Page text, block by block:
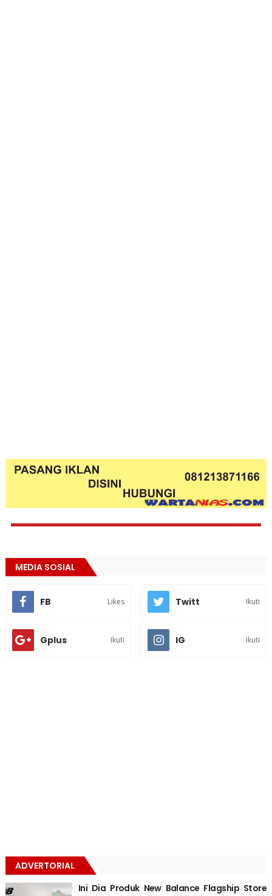
MEDIA SOSIAL
FB Likes Twitt Ikuti
Gplus Ikuti IG Ikuti
ADVERTORIAL
Ini Dia Produk New Balance Flagship Store